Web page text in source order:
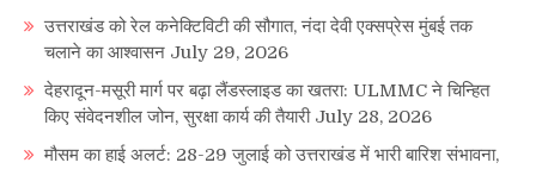
उत्तराखंड को रेल कनेक्टिविटी की सौगात, नंदा देवी एक्सप्रेस मुंबई तक
चलाने का आश्वासन July 29, 2026
देहरादून-मसूरी मार्ग पर बढ़ा लैंडस्लाइड का खतरा: ULMMC ने चिन्हित
किए संवेदनशील जोन, सुरक्षा कार्य की तैयारी July 28, 2026
मौसम का हाई अलर्ट: 28-29 जुलाई को उत्तराखंड में भारी बारिश संभावना,